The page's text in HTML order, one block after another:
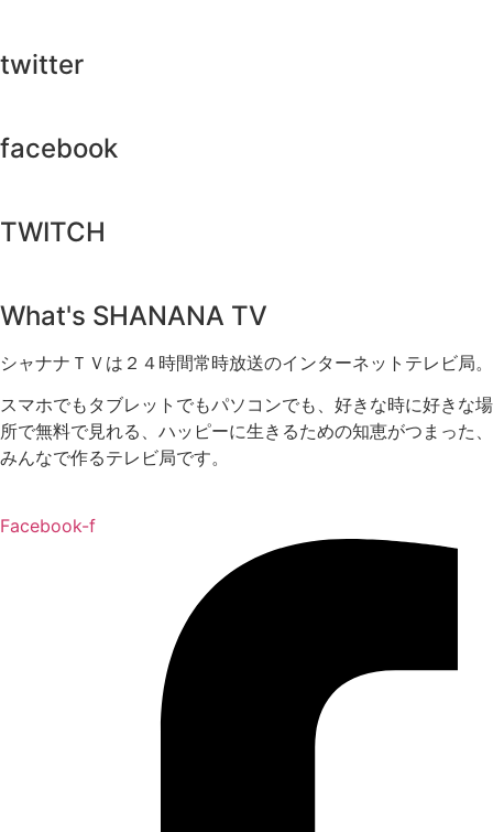
twitter
facebook
TWITCH​
What's SHANANA TV
シャナナＴＶは２４時間常時放送のインターネットテレビ局。
スマホでもタブレットでもパソコンでも、好きな時に好きな場
所で無料で見れる、 ハッピーに生きるための知恵がつまった、
みんなで作るテレビ局です。
Facebook-f